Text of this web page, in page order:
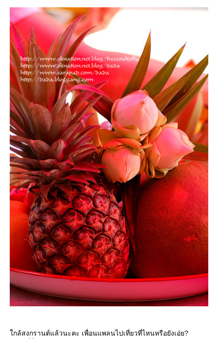
กล้สงกรานต์แล้วนะคะ เพื่อนแพลนไปเที่ยวที่ไหนหรือยังเอ่ย?